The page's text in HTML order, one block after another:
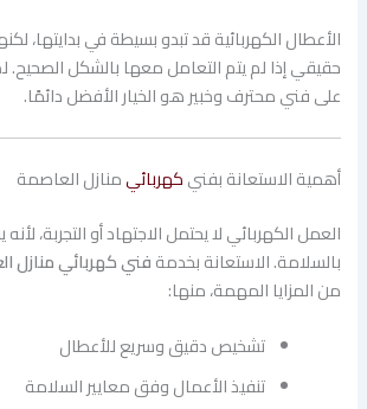
الأعطال الكهربائية قد تبدو بسيطة في بدايتها،
حقيقي إذا لم يتم التعامل معها بالشكل الصحيح.
على فني محترف وخبير هو الخيار الأفضل دائمًا.
أهمية الاستعانة بفنيكهربائيمنازل العاصمة
العمل الكهربائي لا يحتمل الاجتهاد أو التجربة،
بالسلامة. الاستعانة بخدمةفني كهربائي منازل
من المزايا المهمة، منها:
تشخيص دقيق وسريع للأعطال
تنفيذ الأعمال وفق معايير السلامة